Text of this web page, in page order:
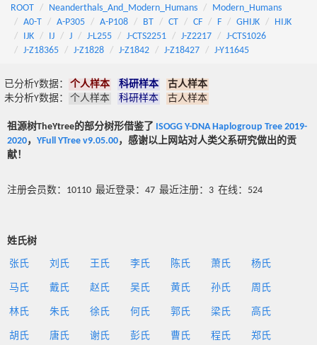
ROOT Neanderthals_And_Modern_Humans
Modern_Humans
A0-T
A-P305 A-P108 BT CT CF F GHIJK
HIJK
IJK
IJ J J-L255 J-CTS2251 J-Z2217
J-CTS1026
J-Z18365
J-Z1828 J-Z1842 J-Z18427 J-Y11645
已分析Y数据： 个人样本 科研样本
古人样本
未分析Y数据：
个人样本 科研样本 古人样本
祖源树TheYtree的部分树形借鉴了 ISOGG Y-DNA Haplogroup Tree 2019-
2020， YFull YTree v9.05.00，感谢以上网站对人类父系研究做出的贡
献！
注册会员数：10110 最近登录：47 最近注册：3 在线：524
姓氏树
张氏 刘氏 王氏 李氏 陈氏 萧氏 杨氏
马氏 戴氏 赵氏 吴氏 黄氏 孙氏 周氏
林氏 朱氏 徐氏 何氏 郭氏 梁氏 高氏
胡氏 唐氏 谢氏 彭氏 曹氏 程氏 郑氏